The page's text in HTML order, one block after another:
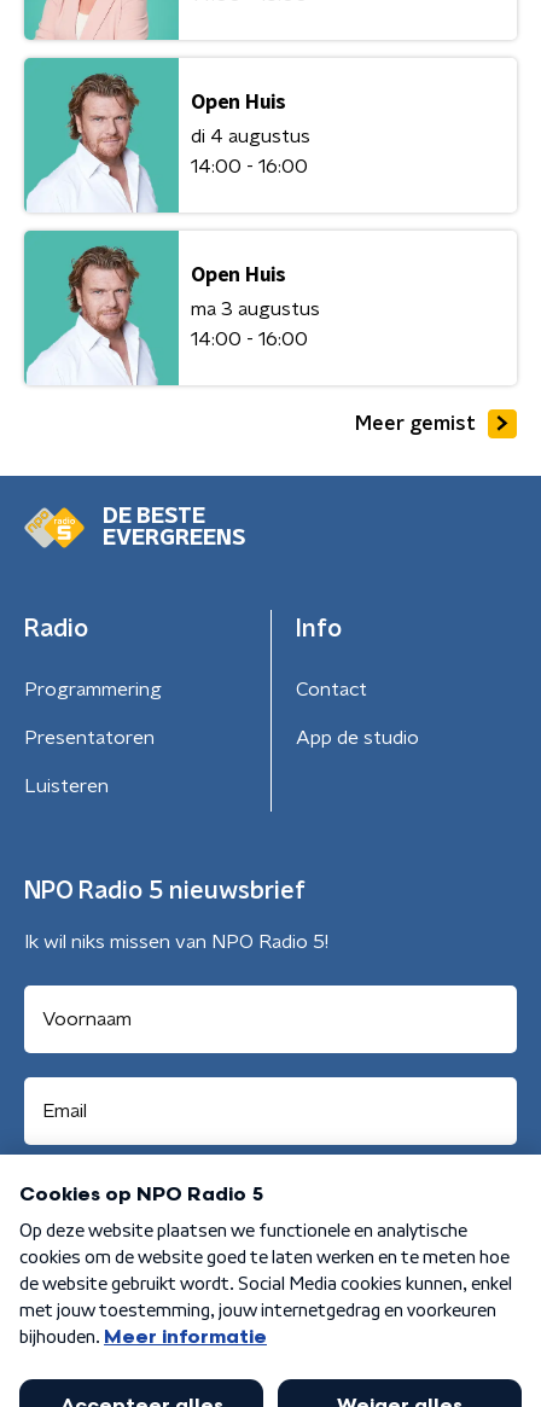
Open Huis
di 4 augustus
14:00 - 16:00
Open Huis
ma 3 augustus
14:00 - 16:00
Meer gemist
DE BESTE
EVERGREENS
Radio
Programmering
Presentatoren
Luisteren
Info
Contact
App de studio
NPO Radio 5 nieuwsbrief
Ik wil niks missen van NPO Radio 5!
Aanmelden
Algemene voorwaarden